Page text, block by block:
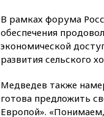
В рамках форума
обеспечения
экономической
развития сельского
Медведев также
готова предложить
Европой».